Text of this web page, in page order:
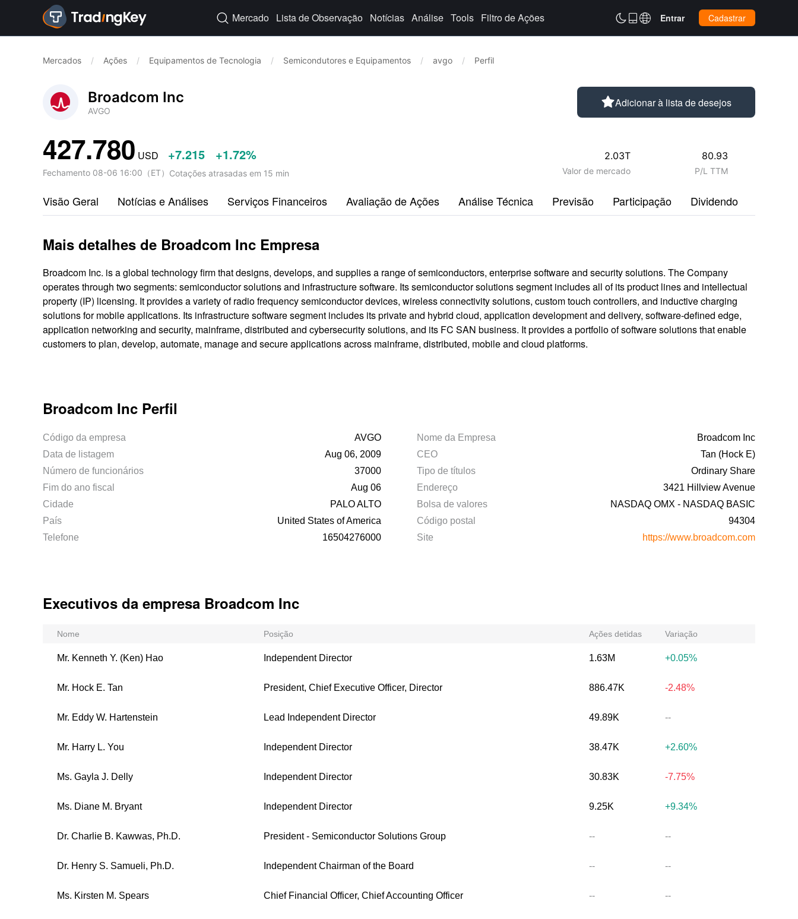
 Mercado Lista de Observação Notícias Análise Tools Filtro de Ações  Entrar Cadastrar
Mercados / Ações / Equipamentos de Tecnologia / Semicondutores e Equipamentos / avgo / Perfil
Broadcom Inc
AVGO
Adicionar à lista de desejos
427.780 USD +7.215 +1.72%
Fechamento 08-06 16:00 （ET） Cotações atrasadas em 15 min
2.03T
Valor de mercado
80.93
P/L TTM
Visão Geral Notícias e Análises Serviços Financeiros Avaliação de Ações Análise Técnica Previsão Participação Dividendo
Mais detalhes de Broadcom Inc Empresa
Broadcom Inc. is a global technology firm that designs, develops, and supplies a range of semiconductors, enterprise software and security solutions. The Company
operates through two segments: semiconductor solutions and infrastructure software. Its semiconductor solutions segment includes all of its product lines and intellectual
property (IP) licensing. It provides a variety of radio frequency semiconductor devices, wireless connectivity solutions, custom touch controllers, and inductive charging
solutions for mobile applications. Its infrastructure software segment includes its private and hybrid cloud, application development and delivery, software-defined edge,
application networking and security, mainframe, distributed and cybersecurity solutions, and its FC SAN business. It provides a portfolio of software solutions that enable
customers to plan, develop, automate, manage and secure applications across mainframe, distributed, mobile and cloud platforms.
Broadcom Inc Perfil
Código da empresa AVGO Nome da Empresa
Broadcom Inc
Data de listagem
Aug 06, 2009 CEO
Tan (Hock E)
Número de funcionários
37000 Tipo de títulos
Ordinary Share
Fim do ano fiscal
Aug 06 Endereço
3421 Hillview Avenue
Cidade
PALO ALTO Bolsa de valores
NASDAQ OMX - NASDAQ BASIC
País
United States of America Código postal
94304
Telefone
16504276000 Site https://www.broadcom.com
Executivos da empresa Broadcom Inc
Nome Posição Ações detidas Variação
Mr. Kenneth Y. (Ken) Hao Independent Director 1.63M +0.05%
Mr. Hock E. Tan President, Chief Executive Officer, Director 886.47K -2.48%
Mr. Eddy W. Hartenstein Lead Independent Director 49.89K --
Mr. Harry L. You Independent Director 38.47K +2.60%
Ms. Gayla J. Delly Independent Director 30.83K -7.75%
Ms. Diane M. Bryant Independent Director 9.25K +9.34%
Dr. Charlie B. Kawwas, Ph.D. President - Semiconductor Solutions Group -- --
Dr. Henry S. Samueli, Ph.D. Independent Chairman of the Board -- --
Ms. Kirsten M. Spears Chief Financial Officer, Chief Accounting Officer -- --